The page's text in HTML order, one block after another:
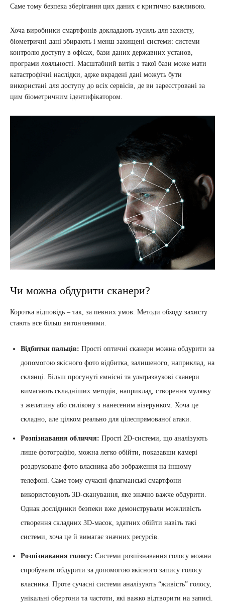
Саме тому безпека зберігання цих даних є критично важливою.
Хоча виробники смартфонів докладають зусиль для захисту,
біометричні дані збирають і менш захищені системи: системи
контролю доступу в офісах, бази даних державних установ,
програми лояльності. Масштабний витік з такої бази може мати
катастрофічні наслідки, адже вкрадені дані можуть бути
використані для доступу до всіх сервісів, де ви зареєстровані за
цим біометричним ідентифікатором.
Чи можна обдурити сканери?
Коротка відповідь – так, за певних умов. Методи обходу захисту
стають все більш витонченими.
Відбитки пальців: Прості оптичні сканери можна обдурити за
допомогою якісного фото відбитка, залишеного, наприклад, на
склянці. Більш просунуті ємнісні та ультразвукові сканери
вимагають складніших методів, наприклад, створення муляжу
з желатину або силікону з нанесеним візерунком. Хоча це
складно, але цілком реально для цілеспрямованої атаки.
Розпізнавання обличчя: Прості 2D-системи, що аналізують
лише фотографію, можна легко обійти, показавши камері
роздруковане фото власника або зображення на іншому
телефоні. Саме тому сучасні флагманські смартфони
використовують 3D-сканування, яке значно важче обдурити.
Однак дослідники безпеки вже демонстрували можливість
створення складних 3D-масок, здатних обійти навіть такі
системи, хоча це й вимагає значних ресурсів.
Розпізнавання голосу: Системи розпізнавання голосу можна
спробувати обдурити за допомогою якісного запису голосу
власника. Проте сучасні системи аналізують “живість” голосу,
унікальні обертони та частоти, які важко відтворити на записі.